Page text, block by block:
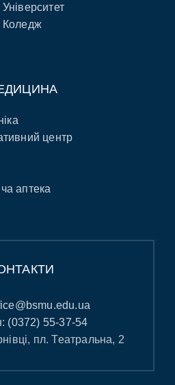
Коледж
центр
аптека
(0372) 55-37-54
пл. Театральна, 2